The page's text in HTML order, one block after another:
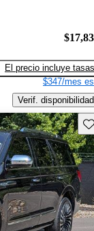
El precio incluye tasas
$347/mes
Verif. disponibilidad